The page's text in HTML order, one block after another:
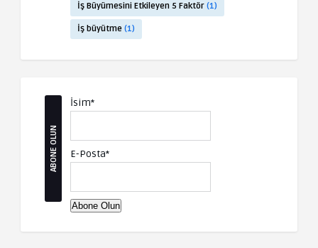
İş Büyümesini Etkileyen 5 Faktör (1)
İş büyütme (1)
ABONE OLUN
İsim*
E-Posta*